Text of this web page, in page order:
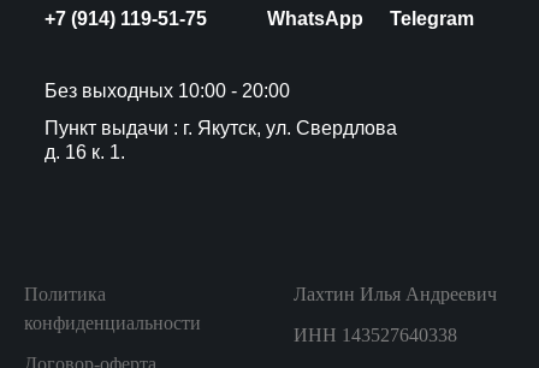
+7 (914) 119-51-75 WhatsApp Telegram
Без выходных 10:00 - 20:00
Пункт выдачи : г. Якутск, ул. Свердлова
д. 16 к. 1.
Политика
конфиденциальности
Договор-оферта
Лахтин Илья Андреевич
ИНН 143527640338